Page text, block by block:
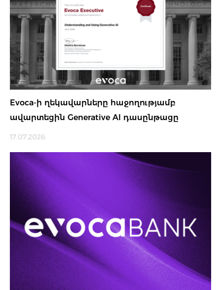
Evoca-ի ղեկավարները հաջողությամբ
ավարտեցին Generative AI դասընթացը
17.07.2026